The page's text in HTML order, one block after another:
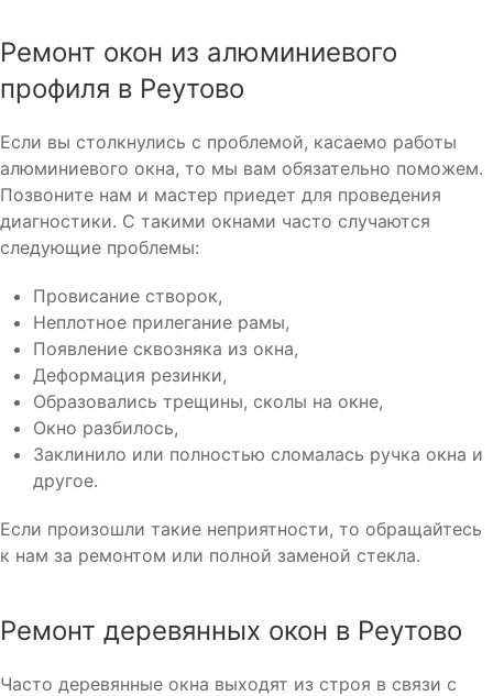
Ремонт окон из алюминиевого
профиля в Реутово
Если вы столкнулись с проблемой, касаемо работы
алюминиевого окна, то мы вам обязательно поможем.
Позвоните нам и мастер приедет для проведения
диагностики. С такими окнами часто случаются
следующие проблемы:
Провисание створок,
Неплотное прилегание рамы,
Появление сквозняка из окна,
Деформация резинки,
Образовались трещины, сколы на окне,
Окно разбилось,
Заклинило или полностью сломалась ручка окна и
другое.
Если произошли такие неприятности, то обращайтесь
к нам за ремонтом или полной заменой стекла.
Ремонт деревянных окон в Реутово
Часто деревянные окна выходят из строя в связи с